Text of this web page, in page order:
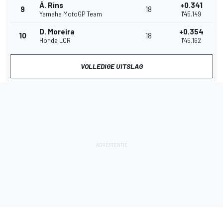
9 Á. Rins
Yamaha MotoGP Team
18 +0.341
1'45.149
10 D. Moreira
Honda LCR
18 +0.354
1'45.162
VOLLEDIGE UITSLAG